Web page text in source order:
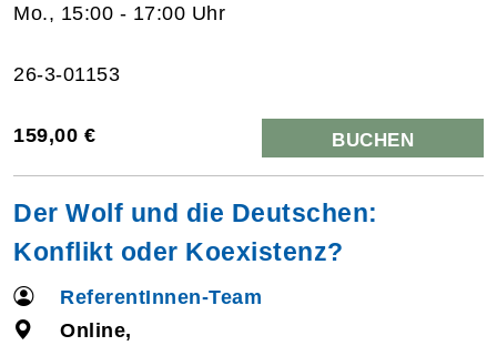
Mo., 15:00 - 17:00 Uhr
26-3-01153
159,00 € BUCHEN
Der Wolf und die Deutschen:
Konflikt oder Koexistenz?
ReferentInnen-Team
Online,